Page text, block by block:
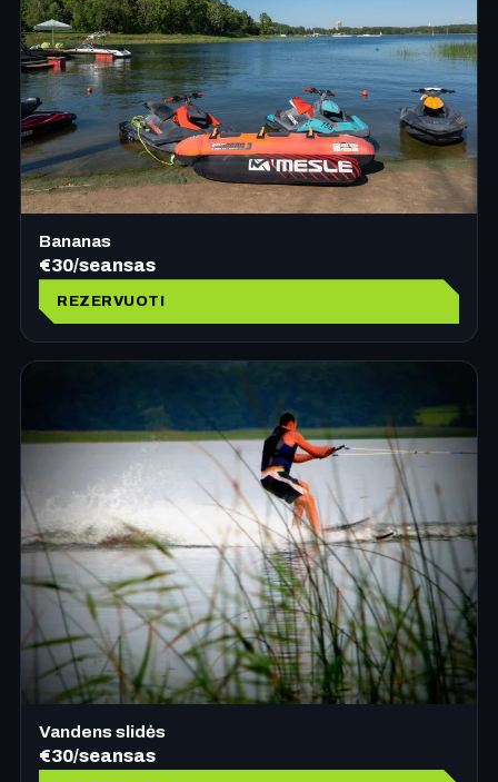
Bananas
€30/seansas
REZERVUOTI
Vandens slidės
€30/seansas